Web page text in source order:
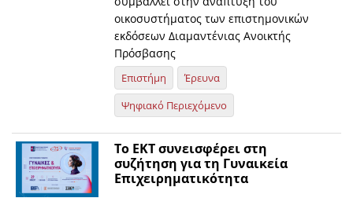
οικοσυστήματος των επιστημονικών
εκδόσεων Διαμαντένιας Ανοικτής
Πρόσβασης
Επιστήμη
Έρευνα
Ψηφιακό Περιεχόμενο
Το ΕΚΤ συνεισφέρει στη
συζήτηση για τη Γυναικεία
Επιχειρηματικότητα